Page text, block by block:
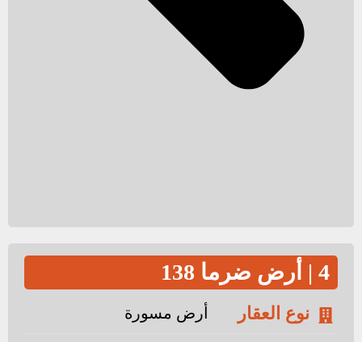
4 | أرض ضرما 138
نوع العقار أرض مسورة